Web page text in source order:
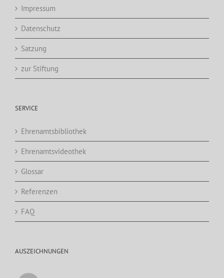
Impressum
Datenschutz
Satzung
zur Stiftung
SERVICE
Ehrenamtsbibliothek
Ehrenamtsvideothek
Glossar
Referenzen
FAQ
AUSZEICHNUNGEN